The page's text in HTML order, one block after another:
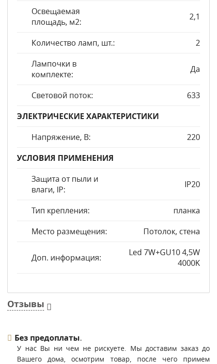
Освещаемая
площадь, м2:
2,1
Количество ламп, шт.:
2
Лампочки в
комплекте:
Да
Световой поток:
633
ЭЛЕКТРИЧЕСКИЕ ХАРАКТЕРИСТИКИ
Напряжение, В:
220
УСЛОВИЯ ПРИМЕНЕНИЯ
Защита от пыли и
влаги, IP:
IP20
Тип крепления:
планка
Место размещения:
Потолок, стена
Доп. информация:
Led 7W+GU10 4,5W
4000K
Отзывы
Без предоплаты.
У нас Вы ни чем не рискуете. Мы доставим заказ до
Вашего дома, осмотрим товар, после чего примем